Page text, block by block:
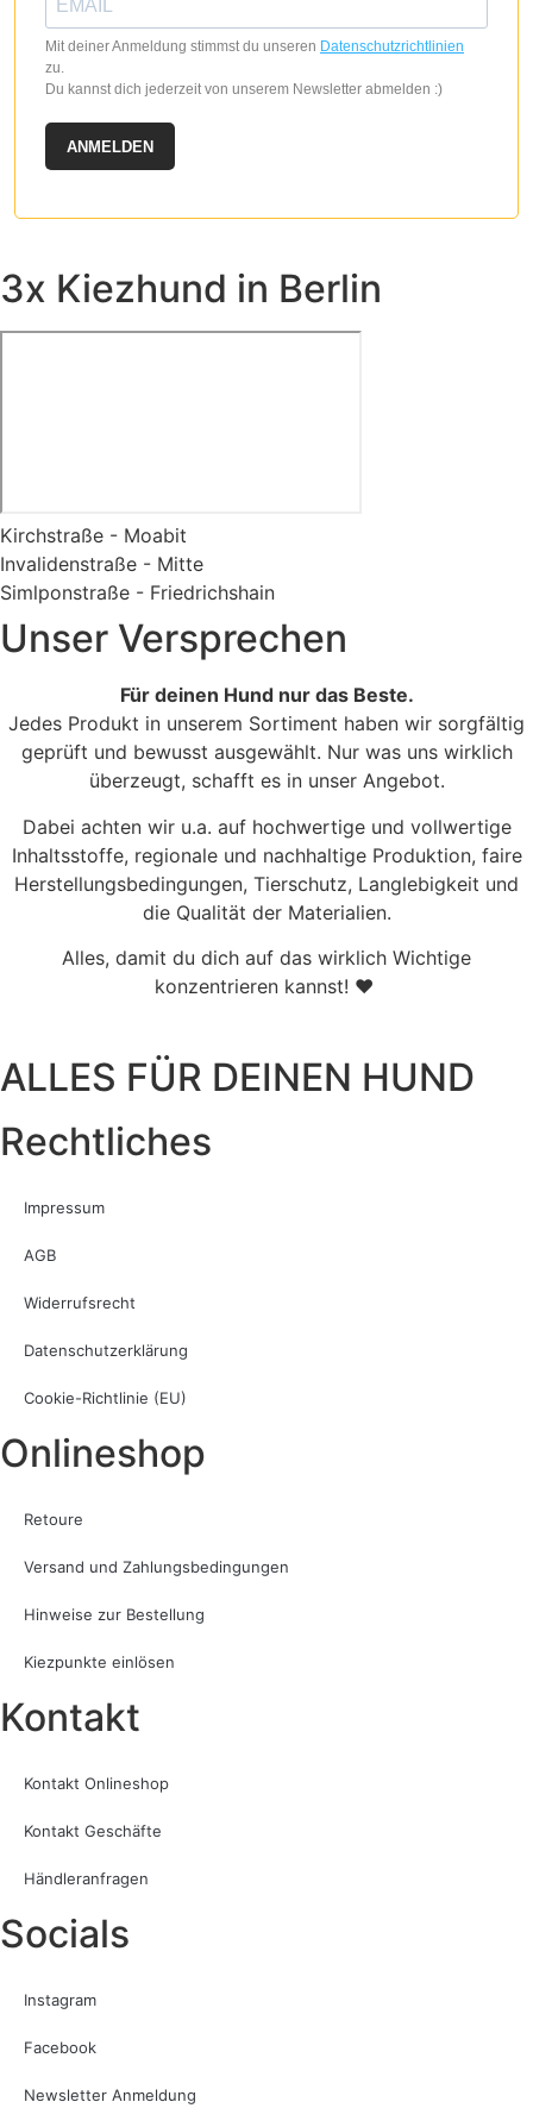
Mit deiner Anmeldung stimmst du unseren Datenschutzrichtlinien
zu.
Du kannst dich jederzeit von unserem Newsletter abmelden :)
ANMELDEN
3x Kiezhund in Berlin
Kirchstraße - Moabit
Invalidenstraße - Mitte
Simlponstraße - Friedrichshain
Unser Versprechen
Für deinen Hund nur das Beste.
Jedes Produkt in unserem Sortiment haben wir sorgfältig
geprüft und bewusst ausgewählt. Nur was uns wirklich
überzeugt, schafft es in unser Angebot.
Dabei achten wir u.a. auf hochwertige und vollwertige
Inhaltsstoffe, regionale und nachhaltige Produktion, faire
Herstellungsbedingungen, Tierschutz, Langlebigkeit und
die Qualität der Materialien.
Alles, damit du dich auf das wirklich Wichtige
konzentrieren kannst! ♥
ALLES FÜR DEINEN HUND
Rechtliches
Impressum
AGB
Widerrufsrecht
Datenschutzerklärung
Cookie-Richtlinie (EU)
Onlineshop
Retoure
Versand und Zahlungsbedingungen
Hinweise zur Bestellung
Kiezpunkte einlösen
Kontakt​
Kontakt Onlineshop
Kontakt Geschäfte
Händleranfragen
Socials
Instagram
Facebook
Newsletter Anmeldung